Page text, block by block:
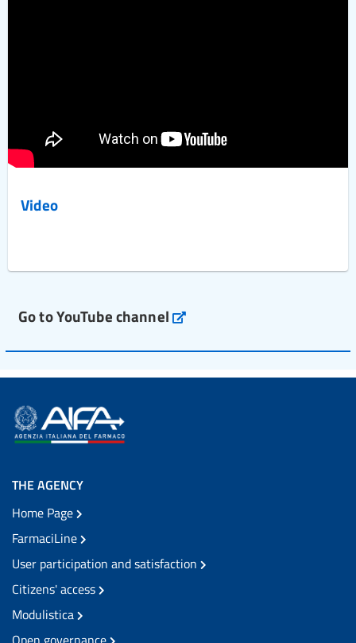
Video
Go to YouTube channel
THE AGENCY
Home Page
FarmaciLine
User participation and satisfaction
Citizens' access
Modulistica